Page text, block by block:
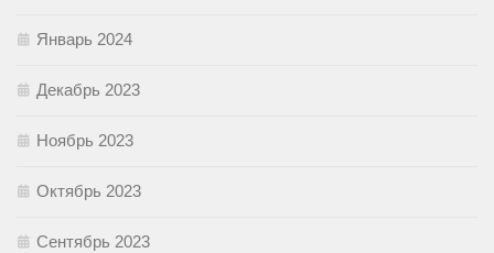
Январь 2024
Декабрь 2023
Ноябрь 2023
Октябрь 2023
Сентябрь 2023